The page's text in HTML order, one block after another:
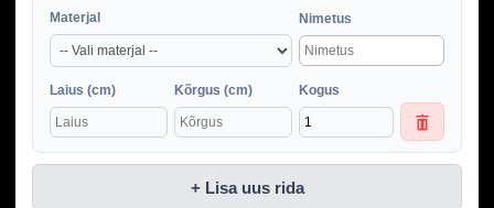
Materjal Nimetus
Laius (cm) Kõrgus (cm) Kogus
+ Lisa uus rida